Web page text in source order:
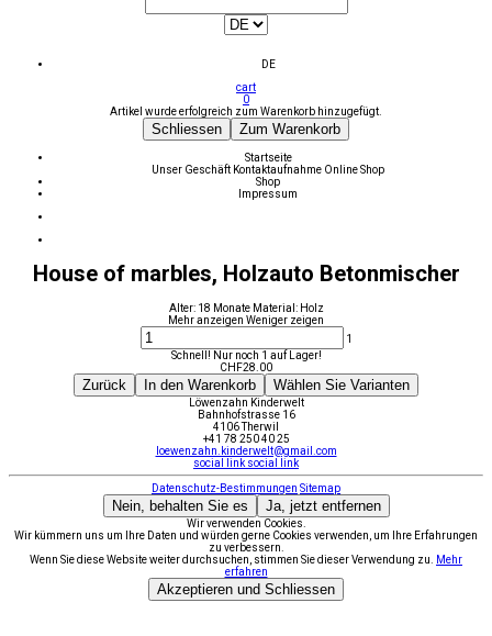
DE
cart
0
Artikel wurde erfolgreich zum Warenkorb hinzugefügt.
Schliessen Zum Warenkorb
Startseite
Unser Geschäft Kontaktaufnahme Online Shop
Shop
Impressum
House of marbles, Holzauto Betonmischer
Alter: 18 Monate Material: Holz
Mehr anzeigen Weniger zeigen
1
Schnell! Nur noch 1 auf Lager!
CHF28.00
Zurück In den Warenkorb Wählen Sie Varianten
Löwenzahn Kinderwelt
Bahnhofstrasse 16
4106 Therwil
+41 78 250 40 25
loewenzahn.kinderwelt@gmail.com
social link social link
Datenschutz-Bestimmungen Sitemap
Nein, behalten Sie es Ja, jetzt entfernen
Wir verwenden Cookies.
Wir kümmern uns um Ihre Daten und würden gerne Cookies verwenden, um Ihre Erfahrungen
zu verbessern.
Wenn Sie diese Website weiter durchsuchen, stimmen Sie dieser Verwendung zu.
Mehr
erfahren
Akzeptieren und Schliessen